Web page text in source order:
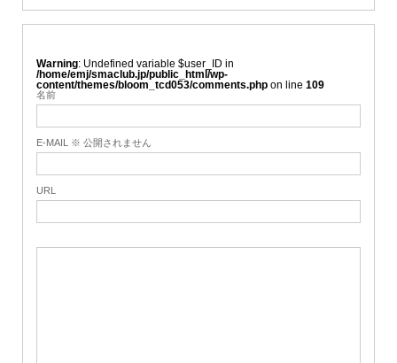
Warning : Undefined variable $user_ID in
/home/emj/smaclub.jp/public_html/wp-
content/themes/bloom_tcd053/comments.phpon line 109
名前
E-MAIL ※ 公開されません
URL